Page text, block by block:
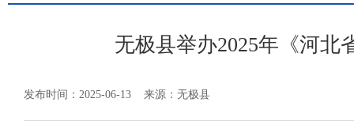
无极县举办2025年《河北
发布时间：2025-06-13 来源：无极县